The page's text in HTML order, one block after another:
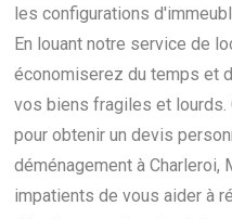
les configurations
En louant notre service de
économiserez du temps et
vos biens fragiles et lourds.
pour obtenir un devis
déménagement à Charleroi,
impatients de vous aider à